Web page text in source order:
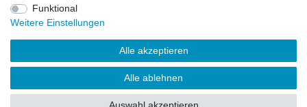
Die auf der Webseite gezeigten Abbildungen,
Spezifikationen und Beschreibungen können Änderungen
unterliegen und stellen nicht notwendigerweise die finalen
Produkteigenschaften dar. Der Anbieter behält sich das
Recht vor, jederzeit und ohne vorherige Ankündigung
Änderungen an den dargestellten Produkten vorzunehmen.
Funktional
Weitere Einstellungen
Alle akzeptieren
Alle ablehnen